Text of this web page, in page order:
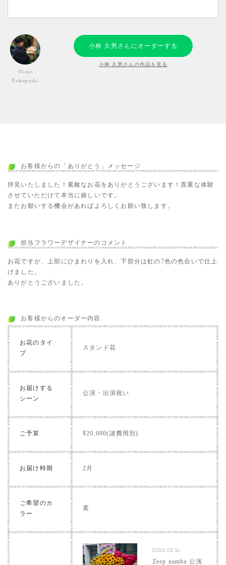
Hisao
Kobayashi
小林 久男さんにオーダーする
小林 久男さんの作品を見る
お客様からの「ありがとう」メッセージ
拝見いたしました！素敵なお花をありがとうございます！貴重な体験
させていただけて本当に嬉しいです。
またお願いする機会があればよろしくお願い致します。
担当フラワーデザイナーのコメント
お花ですが、上部にひまわりを入れ、下部分は虹の7色の色合いで仕上
げました。
ありがとうございました。
お客様からのオーダー内容
お花のタイ
プ
スタンド花
お届けする
シーン
公演・出演祝い
ご予算 ¥20,000(諸費用別)
お届け時期 2月
ご希望のカ
ラー
黄
2020.02.21
Zeep namba 公演